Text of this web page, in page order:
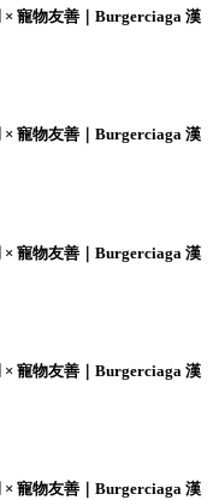
× 寵物友善｜Burgerciaga 漢
× 寵物友善｜Burgerciaga 漢
× 寵物友善｜Burgerciaga 漢
× 寵物友善｜Burgerciaga 漢
× 寵物友善｜Burgerciaga 漢